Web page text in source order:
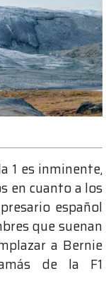
1 es inminente,
en cuanto a los
español
que suenan
a Bernie
de la F1